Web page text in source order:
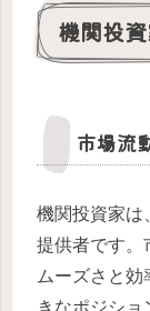
機関投
市場流
機関投資家は
提供者です。
ムーズさと
きなポジシ